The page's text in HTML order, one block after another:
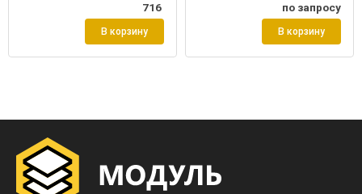
716
В корзину
по запросу
В корзину